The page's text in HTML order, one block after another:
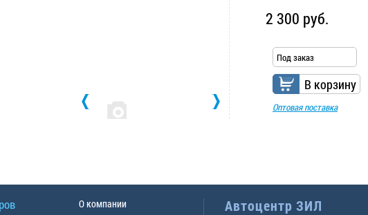
2 300 руб.
Под заказ
В корзину
Оптовая поставка
О компании
Автоцентр ЗИЛ